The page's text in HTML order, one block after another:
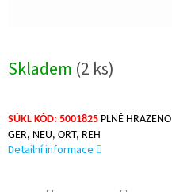
Skladem (2 ks)
SÚKL KÓD: 5001825 PLNĚ HRAZENO
GER, NEU, ORT, REH
Detailní informace